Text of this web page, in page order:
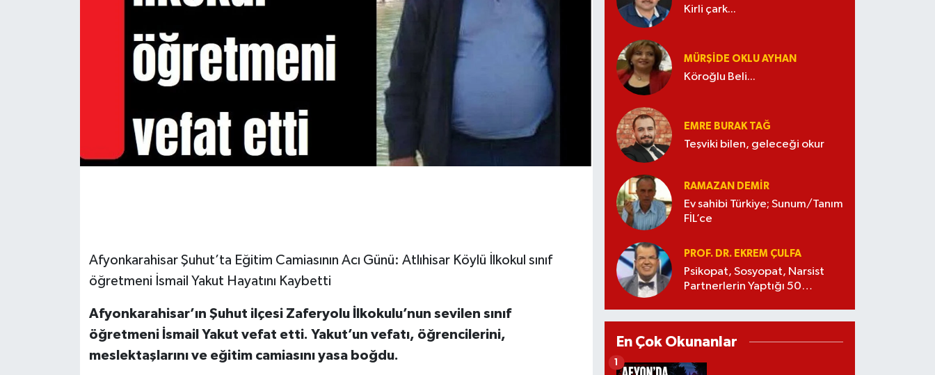
Afyonkarahisar Şuhut’ta Eğitim Camiasının Acı Günü: Atlıhisar Köylü İlkokul sınıf
öğretmeni İsmail Yakut Hayatını Kaybetti
Afyonkarahisar’ın Şuhut ilçesi Zaferyolu İlkokulu’nun sevilen sınıf
öğretmeni İsmail Yakut vefat etti. Yakut’un vefatı, öğrencilerini,
meslektaşlarını ve eğitim camiasını yasa boğdu.
Kirli çark...
MÜRŞIDE OKLU AYHAN
Köroğlu Beli...
EMRE BURAK TAĞ
Teşviki bilen, geleceği okur
RAMAZAN DEMİR
Ev sahibi Türkiye; Sunum/Tanım
FİL’ce
PROF. DR. EKREM ÇULFA
Psikopat, Sosyopat, Narsist
Partnerlerin Yaptığı 50
En Çok Okunanlar
1